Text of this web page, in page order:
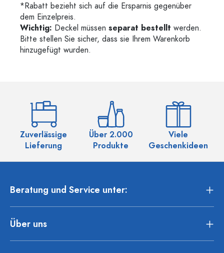
*Rabatt bezieht sich auf die Ersparnis gegenüber
dem Einzelpreis.
Wichtig: Deckel müssen separat bestellt werden.
Bitte stellen Sie sicher, dass sie Ihrem Warenkorb
hinzugefügt wurden.
Zuverlässige
Lieferung
Über 2.000
Produkte
Viele
Geschenkideen
Beratung und Service unter:
Über uns